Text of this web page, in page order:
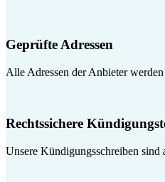
Geprüfte Adressen
Alle Adressen der Anbieter
Rechtssichere
Unsere Kündigungsschreiben